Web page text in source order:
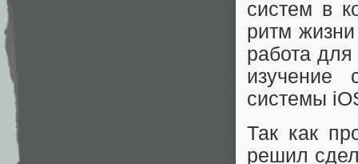
систем в
ритм
работа
изучение
системы
Так как
решил